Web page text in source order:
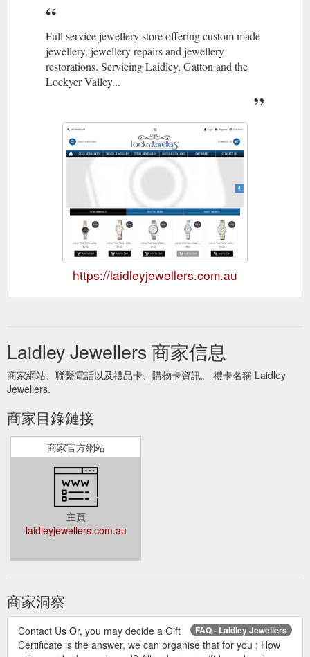
Full service jewellery store offering custom made
jewellery, jewellery repairs and jewellery
restorations. Servicing Laidley, Gatton and the
Lockyer Valley...
https://laidleyjewellers.com.au
Laidley Jewellers 商家信息
商家網站、聯繫電話以及禮品卡、購物卡資訊。 禮卡名稱 Laidley
Jewellers.
商家目錄鏈接
商家官方網站
主頁
laidleyjewellers.com.au
商家洞察
FAQ - Laidley Jewellers
Contact Us Or, you may decide a Gift
Certificate is the answer, we can organise that for you ; How